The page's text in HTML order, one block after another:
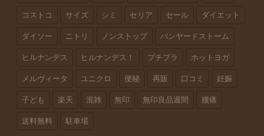
コストコ サイズ シミ セリア セール ダイエット
ダイソー ニトリ ノンストップ バンヤードストーム
ヒルナンデス ヒルナンデス！ プチプラ ホットヨガ
メルヴィータ ユニクロ 便秘 再販 口コミ 妊娠
子ども 楽天 混雑 無印 無印良品週間 腰痛
送料無料 駐車場